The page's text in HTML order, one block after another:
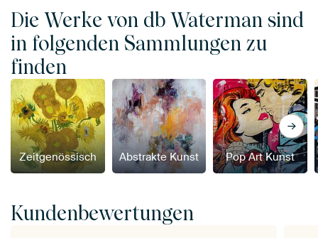
Die Werke von db Waterman sind
in folgenden Sammlungen zu
finden
Zeitgenössisch Abstrakte Kunst Pop Art Kunst
Kundenbewertungen